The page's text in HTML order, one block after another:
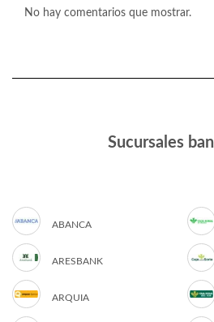
No hay comentarios que mostrar.
Sucursales
ABANCA
ARESBANK
ARQUIA